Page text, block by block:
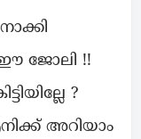
ഈ ജോലി !!
?
അറിയാം